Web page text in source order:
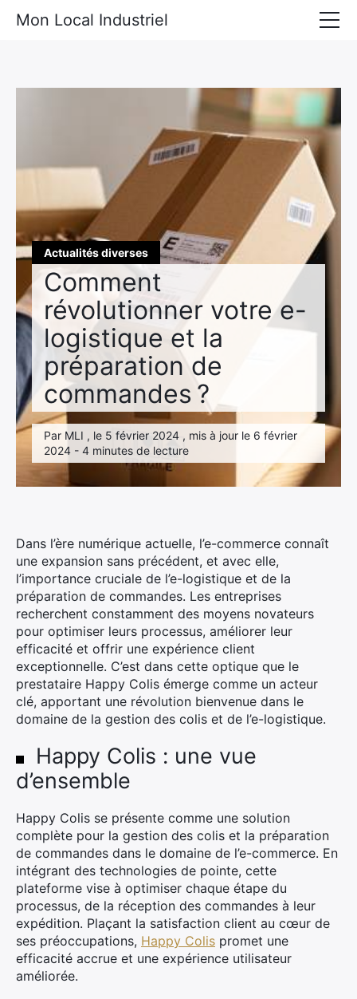
Actualités diverses
Comment
révolutionner votre e-
logistique et la
préparation de
commandes ?
Par MLI , le 5 février 2024 , mis à jour le 6 février
2024 - 4 minutes de lecture
Dans l’ère numérique actuelle, l’e-commerce connaît
une expansion sans précédent, et avec elle,
l’importance cruciale de l’e-logistique et de la
préparation de commandes. Les entreprises
recherchent constamment des moyens novateurs
pour optimiser leurs processus, améliorer leur
efficacité et offrir une expérience client
exceptionnelle. C’est dans cette optique que le
prestataire Happy Colis émerge comme un acteur
clé, apportant une révolution bienvenue dans le
domaine de la gestion des colis et de l’e-logistique.
Happy Colis : une vue
d’ensemble
Happy Colis se présente comme une solution
complète pour la gestion des colis et la préparation
de commandes dans le domaine de l’e-commerce. En
intégrant des technologies de pointe, cette
plateforme vise à optimiser chaque étape du
processus, de la réception des commandes à leur
expédition. Plaçant la satisfaction client au cœur de
ses préoccupations, Happy Colis promet une
efficacité accrue et une expérience utilisateur
améliorée.
Mon Local Industriel
Locaux industriels à vendre